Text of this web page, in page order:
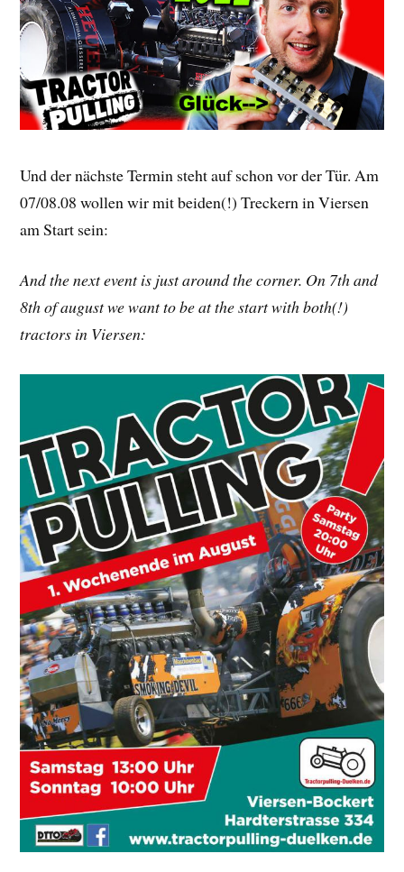
Und der nächste Termin steht auf schon vor der Tür. Am
07/08.08 wollen wir mit beiden(!) Treckern in Viersen
am Start sein:
And the next event is just around the corner. On 7th and
8th of august we want to be at the start with both(!)
tractors in Viersen: